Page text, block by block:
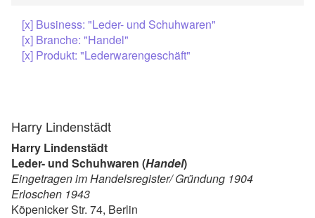
[x] Business: "Leder- und Schuhwaren"
[x] Branche: "Handel"
[x] Produkt: "Lederwarengeschäft"
Harry Lindenstädt
Harry Lindenstädt
Leder- und Schuhwaren (Handel)
Eingetragen im Handelsregister/ Gründung 1904
Erloschen 1943
Köpenicker Str. 74, Berlin